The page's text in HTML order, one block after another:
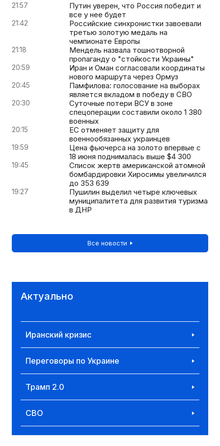
21:57
Путин уверен, что Россия победит и
все у нее будет
21:42
Российские синхронистки завоевали
третью золотую медаль на
чемпионате Европы
21:18
Мендель назвала тошнотворной
пропаганду о "стойкости Украины"
20:59
Иран и Оман согласовали координаты
нового маршрута через Ормуз
20:45
Памфилова: голосование на выборах
является вкладом в победу в СВО
20:30
Суточные потери ВСУ в зоне
спецоперации составили около 1 380
военных
20:15
ЕС отменяет защиту для
военнообязанных украинцев
19:59
Цена фьючерса на золото впервые с
18 июня поднималась выше $4 300
19:45
Список жертв американской атомной
бомбардировки Хиросимы увеличился
до 353 639
19:27
Пушилин выделил четыре ключевых
муниципалитета для развития туризма
в ДНР
Все новости
Актуально
Иранский кризис
Переговоры по Украине
Трамп 2.0
СВО